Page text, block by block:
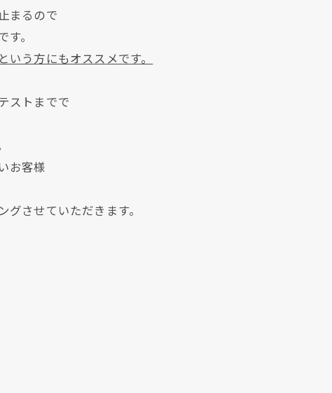
まるので
。
う方にもオススメです。
ストまでで
お客様
させていただきます。
現在、新聞に入っている折込チラシです。
現在、新聞に入っている折込チラシです。